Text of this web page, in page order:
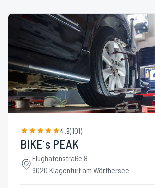
4.9(101)
BIKE´s PEAK
Flughafenstraße 8
9020 Klagenfurt am Wörthersee